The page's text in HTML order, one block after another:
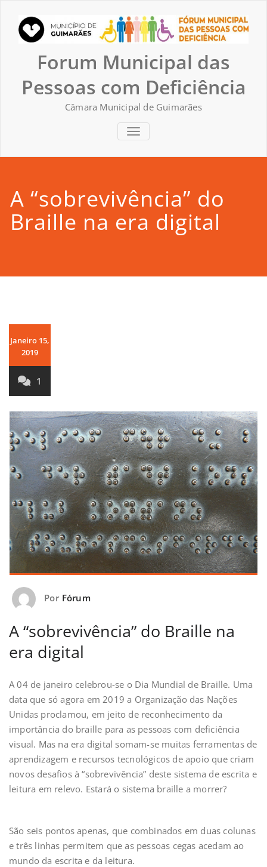
content
Forum Municipal das
Pessoas com Deficiência
Câmara Municipal de Guimarães
TOGGLE NAVIGATION
A “sobrevivência” do
Braille na era digital
Janeiro 15,
2019
1
Por Fórum
A “sobrevivência” do Braille na
era digital
A 04 de janeiro celebrou-se o Dia Mundial de Braille. Uma
data que só agora em 2019 a Organização das Nações
Unidas proclamou, em jeito de reconhecimento da
importância do braille para as pessoas com deficiência
visual. Mas na era digital somam-se muitas ferramentas de
aprendizagem e recursos tecnológicos de apoio que criam
novos desafios à “sobrevivência” deste sistema de escrita e
leitura em relevo. Estará o sistema braille a morrer?
São seis pontos apenas, que combinados em duas colunas
e três linhas permitem que as pessoas cegas acedam ao
mundo da escrita e da leitura.